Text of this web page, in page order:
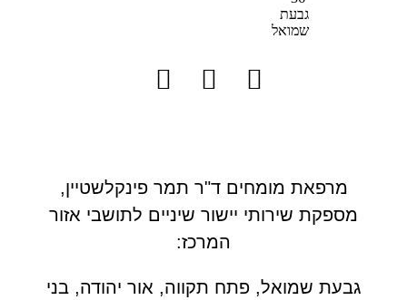
מרפאת מומחים ד"ר תמר פינקלשטיין,
מספקת שירותי יישור שיניים לתושבי אזור
המרכז:
גבעת שמואל, פתח תקווה, אור יהודה, בני